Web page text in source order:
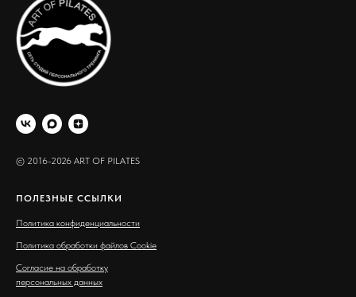
© 2016-2026 ART OF PILATES
ПОЛЕЗНЫЕ ССЫЛКИ
Политика конфиденциальности
Политика обработки файлов Cookie
Согласие на обработку
персональных данных